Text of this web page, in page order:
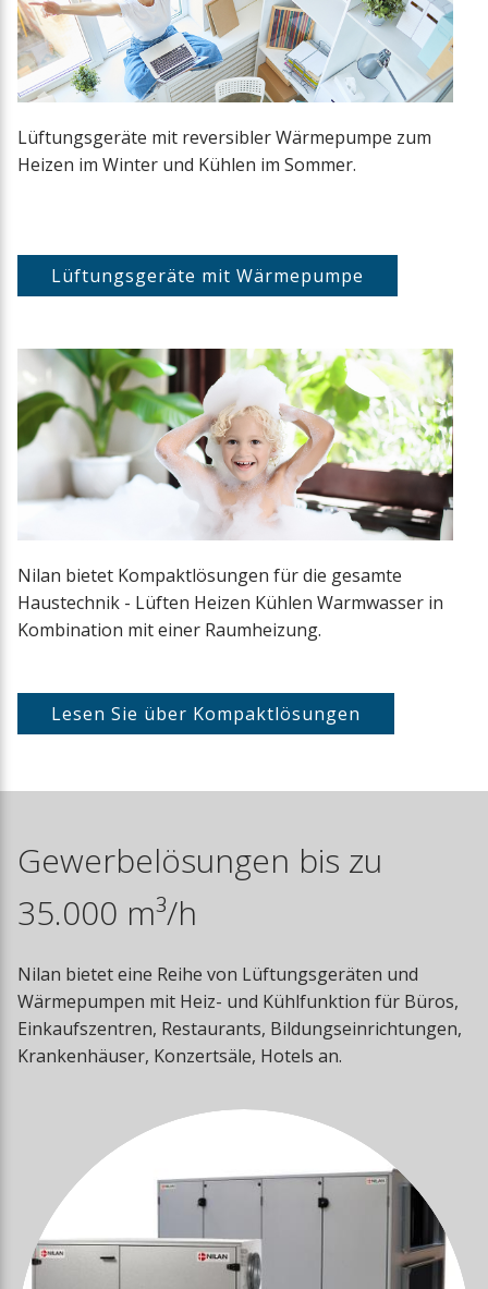
Lüftungsgeräte mit reversibler Wärmepumpe zum
Heizen im Winter und Kühlen im Sommer.
Lüftungsgeräte mit Wärmepumpe
Nilan bietet Kompaktlösungen für die gesamte
Haustechnik - Lüften Heizen Kühlen Warmwasser in
Kombination mit einer Raumheizung.
Lesen Sie über Kompaktlösungen
Gewerbelösungen bis zu
35.000 m³/h
Nilan bietet eine Reihe von Lüftungsgeräten und
Wärmepumpen mit Heiz- und Kühlfunktion für Büros,
Einkaufszentren, Restaurants, Bildungseinrichtungen,
Krankenhäuser, Konzertsäle, Hotels an.